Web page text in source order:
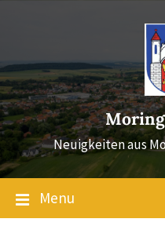
Neuigkeiten aus
Menu